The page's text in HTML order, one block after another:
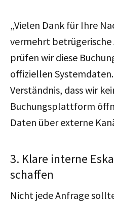
„Vielen Dank für Ihre
vermehrt betrügerische
prüfen wir diese
offiziellen
Verständnis, dass wir
Buchungsplattform
Daten über externe
3. Klare interne
schaffen
Nicht jede Anfrage